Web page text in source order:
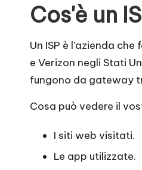
si
g
e
n
z
a
Cos'è un
Un ISP è l'azienda
e Verizon negli Stati
fungono da gateway
Cosa può vedere il
I siti web visitati.
Le app utilizzate.